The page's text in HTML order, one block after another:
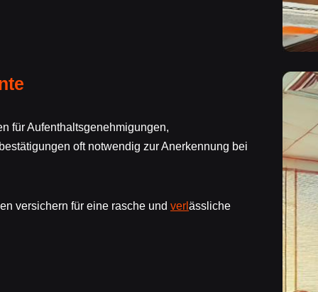
für Aufenthaltsgenehmigungen,
oft notwendig zur Anerkennung bei
versichern für eine rasche und verl ässliche